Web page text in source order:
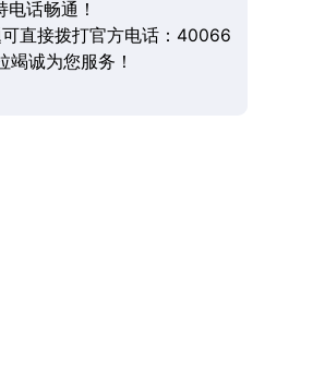
话畅通！
直接拨打官方电话：40066
诚为您服务！